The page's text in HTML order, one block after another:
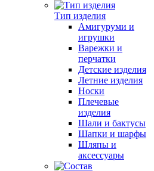
Тип изделия
Амигуруми и
игрушки
Варежки и
перчатки
Детские изделия
Летние изделия
Носки
Плечевые
изделия
Шали и бактусы
Шапки и шарфы
Шляпы и
аксессуары